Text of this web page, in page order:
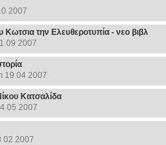
2007
Κωτσια την Ελευθεροτυπία - νεο βιβλ
09 2007
19 04 2007
Κατσαλίδα
05 2007
02 2007